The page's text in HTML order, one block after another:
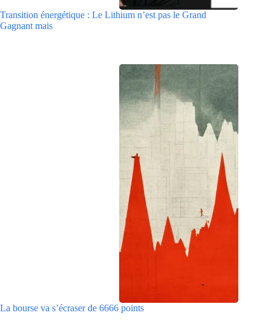
Transition énergétique : Le Lithium n’est pas le Grand
Gagnant mais
La bourse va s’écraser de 6666 points